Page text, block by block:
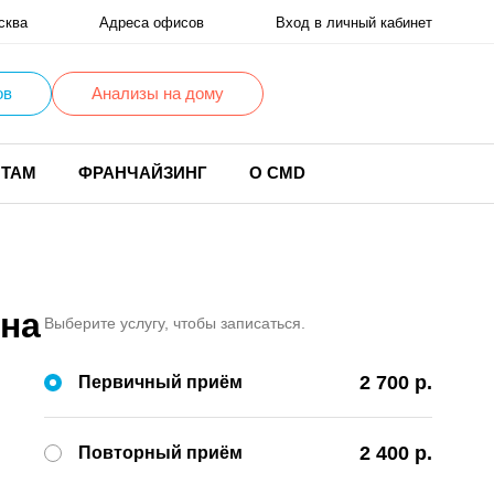
Адреса офисов Вход в личный кабинет
Анализы на дому
ФРАНЧАЙЗИНГ О CMD
Выберите услугу, чтобы записаться.
Первичный приём 2 700 р.
Повторный приём 2 400 р.